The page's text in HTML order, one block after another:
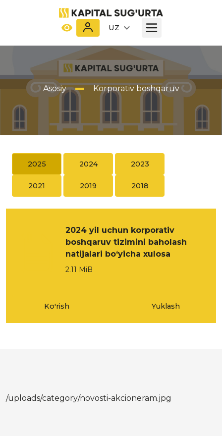
UZ
Asosiy Korporativ boshqaruv
2025 2024 2023
2021 2019 2018
2024 yil uchun korporativ
boshqaruv tizimini baholash
natijalari bo‘yicha xulosa
2.11 MiB
Ko'rish Yuklash
/uploads/category/novosti-akcioneram.jpg